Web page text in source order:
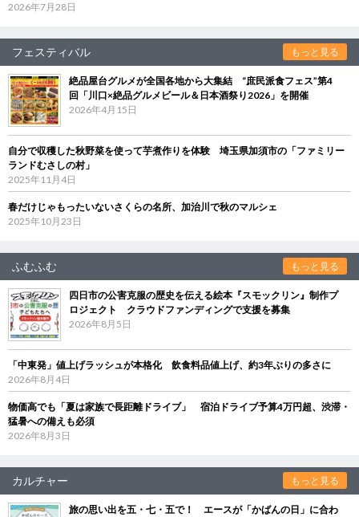
2026年7月28日
フェスティバル もっと見る
絶品屋台グルメが全国各地から大集結 “庶民派食フェス”第4
回「川口×絶品グルメビール＆日本酒祭り2026」を開催
2026年4月15日
自分で収穫した秋野菜を使って芋煮作りを体験 埼玉県加須市の「ファミリー
ランドむさしの村」
2025年11月4日
春だけじゃもったいないさくらの名所、加治川で秋のマルシェ
2025年10月23日
ふむふむ もっと見る
四日市の公害克服の歴史を伝える絵本『スモックリン』制作プ
ロジェクト クラウドファンディングで支援を募集
2026年8月5日
「中東発」値上げラッシュが本格化 飲食料品値上げ、約3年ぶりの多さに
2026年8月4日
物価高でも「夏は家族で長距離ドライブ」 宿泊ドライブ予算4万円超、渋滞・
猛暑への備えも必須
2026年8月3日
カルチャー もっと見る
旅の思い出を五・七・五で！ エースが「かばんの日」に合わ